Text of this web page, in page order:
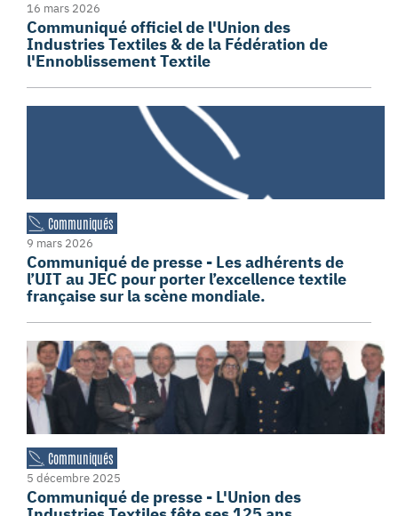
16 mars 2026
Communiqué officiel de l'Union des
Industries Textiles & de la Fédération de
l'Ennoblissement Textile
Communiqués
9 mars 2026
Communiqué de presse - Les adhérents de
l’UIT au JEC pour porter l’excellence textile
française sur la scène mondiale.
Communiqués
5 décembre 2025
Communiqué de presse - L'Union des